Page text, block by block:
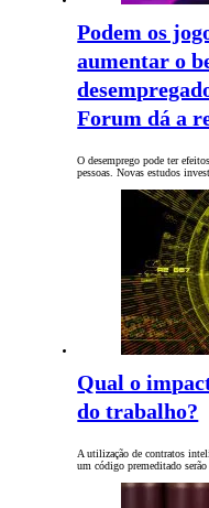
Podem os
aumentar o
Forum dá a
O desemprego pode ter
pessoas. Novas estudos
Qual o
do trabalho?
A utilização de contratos
um código premeditado